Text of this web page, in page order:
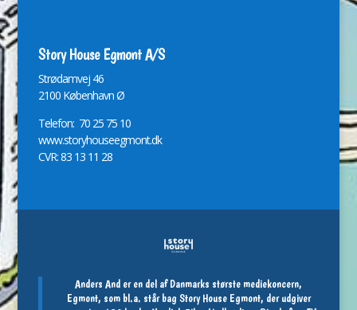
Story House Egmont A/S
Strødamvej 46
2100 København Ø
Telefon: 70 25 75 10
www.storyhouseegmont.dk
CVR: 83 13 11 28
Anders And er en del af Danmarks største mediekoncern,
Egmont, som bl.a. står bag Story House Egmont, der udgiver